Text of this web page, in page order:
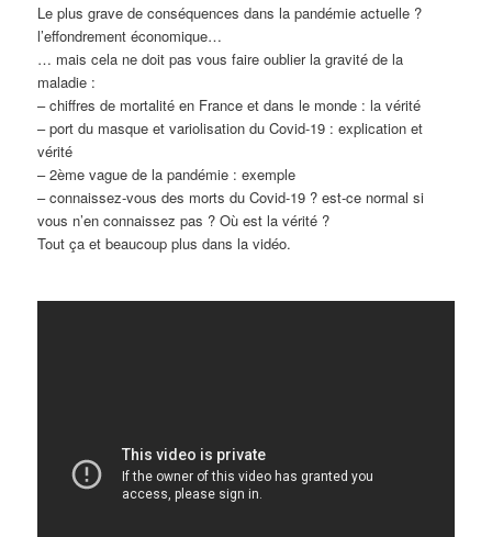
Le plus grave de conséquences dans la pandémie actuelle ?
l’effondrement économique…
… mais cela ne doit pas vous faire oublier la gravité de la
maladie :
– chiffres de mortalité en France et dans le monde : la vérité
– port du masque et variolisation du Covid-19 : explication et
vérité
– 2ème vague de la pandémie : exemple
– connaissez-vous des morts du Covid-19 ? est-ce normal si
vous n’en connaissez pas ? Où est la vérité ?
Tout ça et beaucoup plus dans la vidéo.